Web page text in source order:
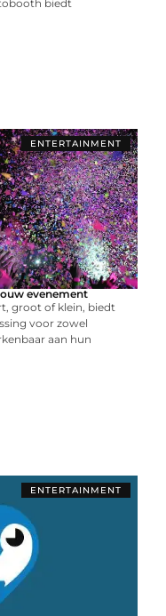
biedt
ENTERTAINMENT
evenement
groot of klein, biedt
voor zowel
aan hun
ENTERTAINMENT